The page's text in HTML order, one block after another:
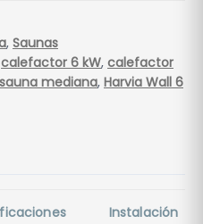
, Saunas
calefactor 6 kW, calefactor
mediana, Harvia Wall 6
Instalación